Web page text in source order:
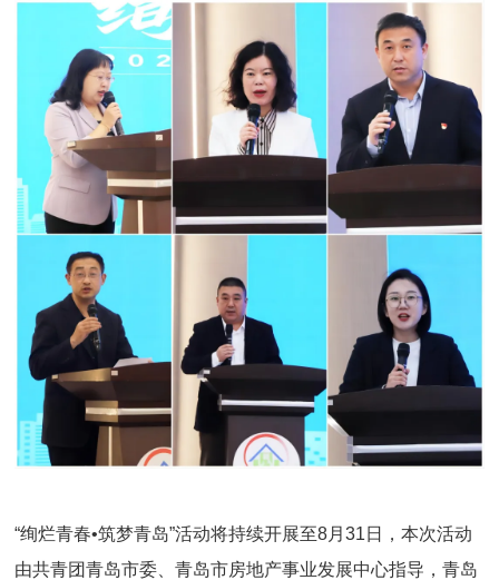
“绚烂青春•筑梦青岛”活动将持续开展至8月31日，本次活动
由共青团青岛市委、青岛市房地产事业发展中心指导，青岛